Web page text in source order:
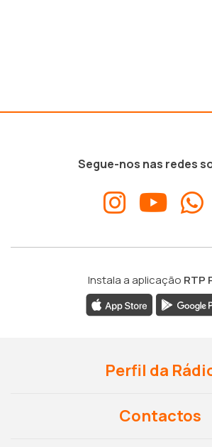
Segue-nos nas redes
Instala a aplicação RTP
Perfil da
Contactos